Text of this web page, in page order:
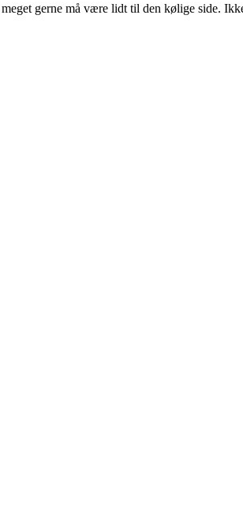
gerne må være lidt til den kølige side.